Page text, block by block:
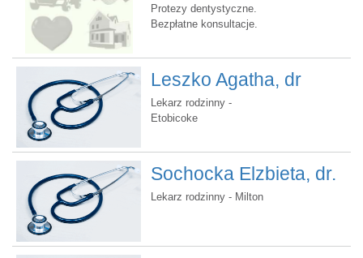
MDS Denture Clinic
Protezy dentystyczne.
Bezpłatne konsultacje.
domowych.
Leszko Agatha, dr
Lekarz rodzinny -
Etobicoke
Sochocka Elzbieta, dr.
Lekarz rodzinny - Milton